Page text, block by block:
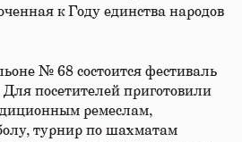
к Году единства народов
№ 68 состоится фестиваль
посетителей приготовили
ремеслам,
турнир по шахматам